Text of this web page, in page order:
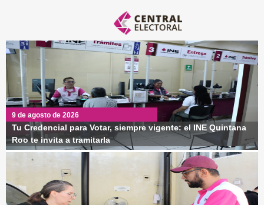
9 de agosto de 2026
Tu Credencial para Votar, siempre vigente: el INE Quintana
Roo te invita a tramitarla